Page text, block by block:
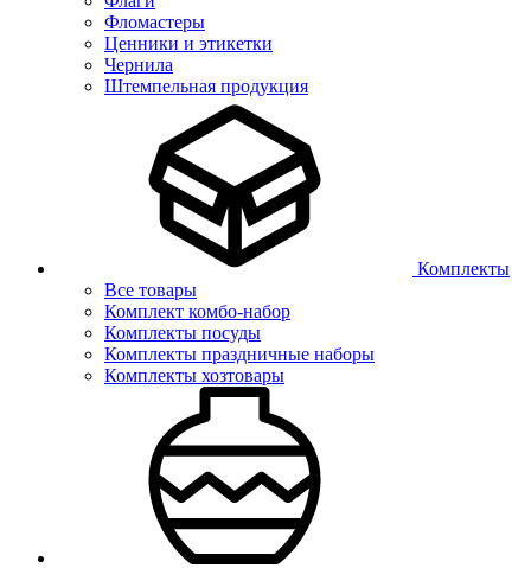
Фломастеры
Ценники и этикетки
Чернила
Штемпельная продукция
Комплекты
Все товары
Комплект комбо-набор
Комплекты посуды
Комплекты праздничные наборы
Комплекты хозтовары